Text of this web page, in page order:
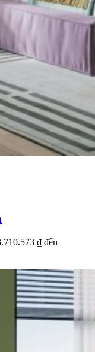
₫ đến